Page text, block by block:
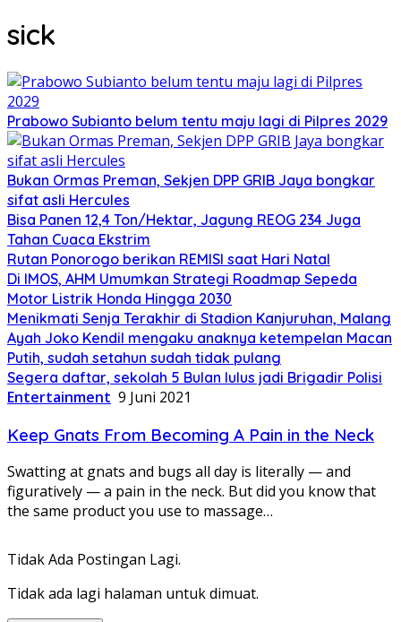
sick
Prabowo Subianto belum tentu maju lagi di Pilpres 2029
Bukan Ormas Preman, Sekjen DPP GRIB Jaya bongkar
sifat asli Hercules
Bisa Panen 12,4 Ton/Hektar, Jagung REOG 234 Juga
Tahan Cuaca Ekstrim
Rutan Ponorogo berikan REMISI saat Hari Natal
Di IMOS, AHM Umumkan Strategi Roadmap Sepeda
Motor Listrik Honda Hingga 2030
Menikmati Senja Terakhir di Stadion Kanjuruhan, Malang
Ayah Joko Kendil mengaku anaknya ketempelan Macan
Putih, sudah setahun sudah tidak pulang
Segera daftar, sekolah 5 Bulan lulus jadi Brigadir Polisi
Entertainment 9 Juni 2021
Keep Gnats From Becoming A Pain in the Neck
Swatting at gnats and bugs all day is literally — and
figuratively — a pain in the neck. But did you know that
the same product you use to massage…
Tidak Ada Postingan Lagi.
Tidak ada lagi halaman untuk dimuat.